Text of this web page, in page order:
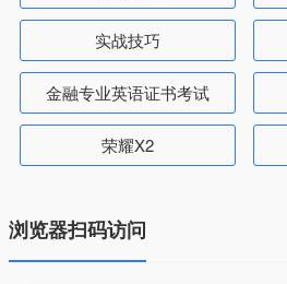
实战技巧
金融专业英语证书考试
荣耀X2
浏览器扫码访问